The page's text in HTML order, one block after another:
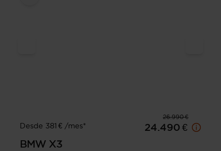
26.990 €
Desde 381 € /mes*
24.490 €
BMW X3